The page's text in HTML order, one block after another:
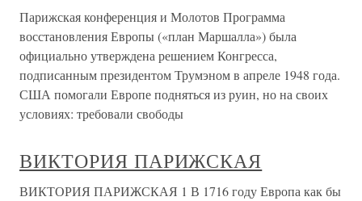
Парижская конференция и Молотов Программа
восстановления Европы («план Маршалла») была
официально утверждена решением Конгресса,
подписанным президентом Трумэном в апреле 1948 года.
США помогали Европе подняться из руин, но на своих
условиях: требовали свободы
ВИКТОРИЯ ПАРИЖСКАЯ
ВИКТОРИЯ ПАРИЖСКАЯ 1 В 1716 году Европа как бы